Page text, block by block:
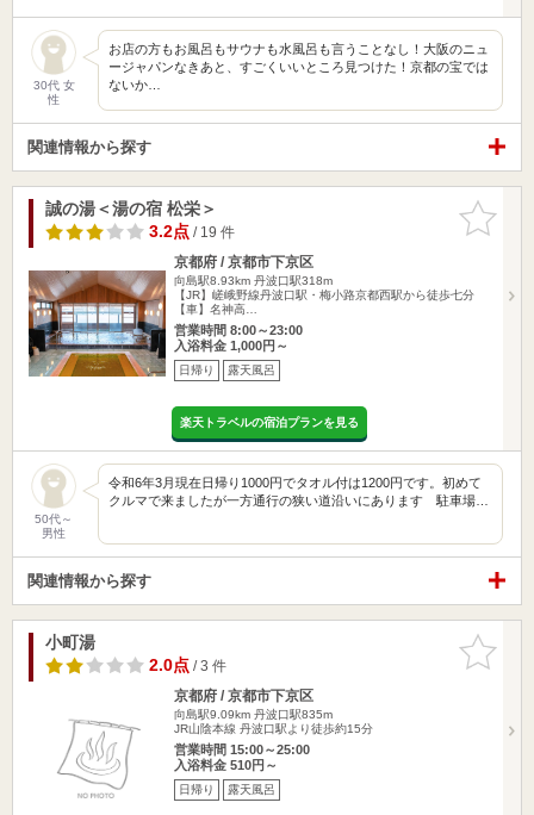
30代 女
性
お店の方もお風呂もサウナも水風呂も言うことなし！大阪のニュ
ージャパンなきあと、すごくいいところ見つけた！京都の宝では
ないか…
関連情報から探す
お気に入
りに追加
誠の湯＜湯の宿 松栄＞
3.2点/ 19 件
京都府 / 京都市下京区
向島駅8.93km 丹波口駅318m
【JR】嵯峨野線丹波口駅・梅小路京都西駅から徒歩七分
【車】名神高…
営業時間 8:00～23:00
入浴料金 1,000円～
日帰り 露天風呂
楽天トラベルの宿泊プランを見る
50代～
男性
令和6年3月現在日帰り1000円でタオル付は1200円です。初めて
クルマで来ましたが一方通行の狭い道沿いにあります 駐車場…
関連情報から探す
お気に入
りに追加
小町湯
2.0点/ 3 件
京都府 / 京都市下京区
向島駅9.09km 丹波口駅835m
JR山陰本線 丹波口駅より徒歩約15分
営業時間 15:00～25:00
入浴料金 510円～
日帰り 露天風呂